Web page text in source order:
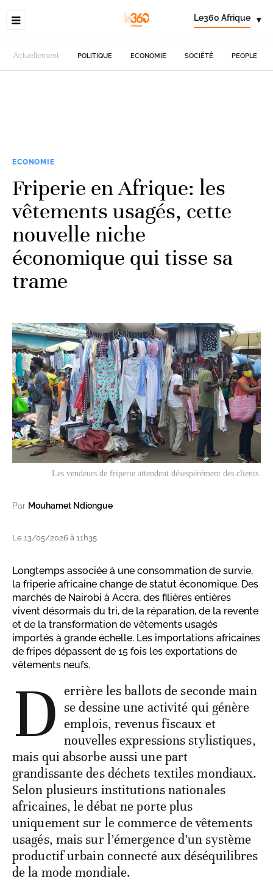
Le360 Afrique ▾
Actuellement POLITIQUE ECONOMIE SOCIÉTÉ PEOPLE
ECONOMIE
Friperie en Afrique: les
vêtements usagés, cette
nouvelle niche
économique qui tisse sa
trame
Les vendeurs de friperie attendent désespérément des clients.
Par Mouhamet Ndiongue
Le 13/05/2026 à 11h35
Longtemps associée à une consommation de survie,
la friperie africaine change de statut économique. Des
marchés de Nairobi à Accra, des filières entières
vivent désormais du tri, de la réparation, de la revente
et de la transformation de vêtements usagés
importés à grande échelle. Les importations africaines
de fripes dépassent de 15 fois les exportations de
vêtements neufs.
D errière les ballots de seconde main
se dessine une activité qui génère
emplois, revenus fiscaux et
nouvelles expressions stylistiques,
mais qui absorbe aussi une part
grandissante des déchets textiles mondiaux.
Selon plusieurs institutions nationales
africaines, le débat ne porte plus
uniquement sur le commerce de vêtements
usagés, mais sur l’émergence d’un système
productif urbain connecté aux déséquilibres
de la mode mondiale.